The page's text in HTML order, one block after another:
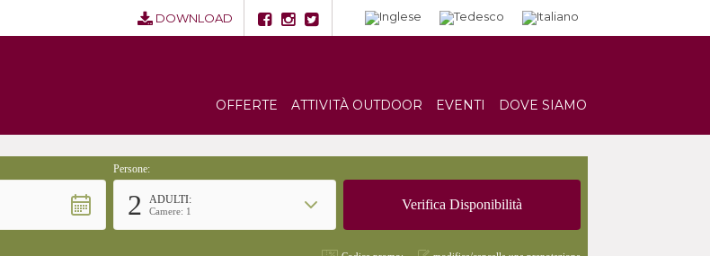
DOWNLOAD
DOVE SIAMO
EVENTI
ATTIVITÀ OUTDOOR
OFFERTE
Persone:
2 ADULTI:
Camere: 1